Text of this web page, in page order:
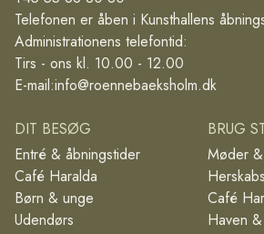
Telefonen er åben i Kunsthallens
Administrationens telefontid:
Tirs - ons kl. 10.00 - 12.00
E-mail:info@roennebaeksholm.dk
DIT BESØG
Entré & åbningstider
Café Haralda
Børn & unge
Udendørs
BRUG
Møder
Café
Haven